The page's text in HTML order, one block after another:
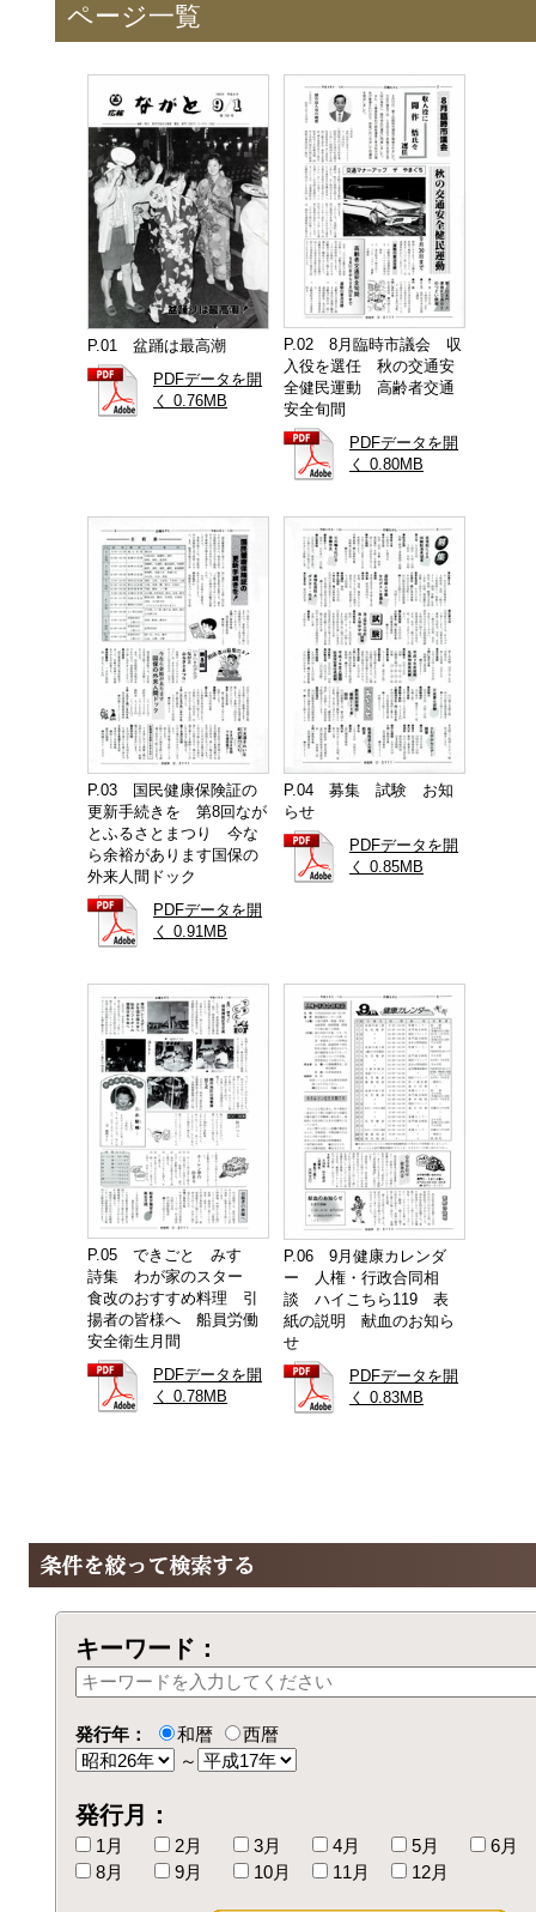
ページ一覧
P.01 盆踊は最高潮
PDFデータを開
く 0.76MB
P.02 8月臨時市議会 収
入役を選任 秋の交通安
全健民運動 高齢者交通
安全旬間
PDFデータを開
く 0.80MB
P.03 国民健康保険証の
更新手続きを 第8回なが
とふるさとまつり 今な
ら余裕があります国保の
外来人間ドック
PDFデータを開
く 0.91MB
P.04 募集 試験 お知
らせ
PDFデータを開
く 0.85MB
P.05 できごと みすゞ
詩集 わが家のスター
食改のおすすめ料理 引
揚者の皆様へ 船員労働
安全衛生月間
PDFデータを開
く 0.78MB
P.06 9月健康カレンダ
ー 人権・行政合同相
談 ハイこちら119 表
紙の説明 献血のお知ら
せ
PDFデータを開
く 0.83MB
キーワード：
発行年： 和暦
西暦
～
発行月：
1月 2月 3月 4月 5月
6月
8月
9月 10月 11月 12月